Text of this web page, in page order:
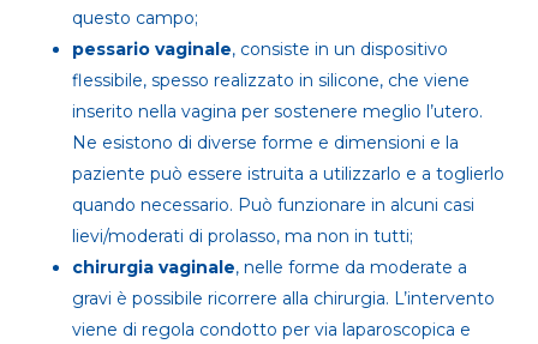
questo campo;
pessario vaginale, consiste in un dispositivo
flessibile, spesso realizzato in silicone, che viene
inserito nella vagina per sostenere meglio l’utero.
Ne esistono di diverse forme e dimensioni e la
paziente può essere istruita a utilizzarlo e a toglierlo
quando necessario. Può funzionare in alcuni casi
lievi/moderati di prolasso, ma non in tutti;
chirurgia vaginale, nelle forme da moderate a
gravi è possibile ricorrere alla chirurgia. L’intervento
viene di regola condotto per via laparoscopica e